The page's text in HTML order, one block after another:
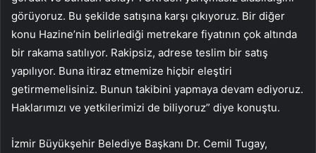
görüyoruz. Bu şekilde satışına karşı çıkıyoruz. Bir diğer
konu Hazine’nin belirlediği metrekare fiyatının çok altında
bir rakama satılıyor. Rakipsiz, adrese teslim bir satış
yapılıyor. Buna itiraz etmemize hiçbir eleştiri
getirmemelisiniz. Bunun takibini yapmaya devam ediyoruz.
Haklarımızı ve yetkilerimizi de biliyoruz” diye konuştu.
İzmir Büyükşehir Belediye Başkanı Dr. Cemil Tugay,